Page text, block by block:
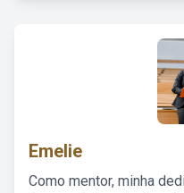
Emelie
Como mentor, minha